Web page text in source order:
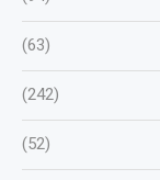
(63)
(242)
(52)